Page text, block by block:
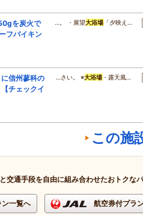
を炭火で
フバイキン
…。 ・展望大浴場 「夕映え…
に信州蓼科の
チェックイ
…さい。 ※大浴場 ・露天風…
この施
交通手段を自由に組み合わせたおトクな
一覧へ 航空券付プラ